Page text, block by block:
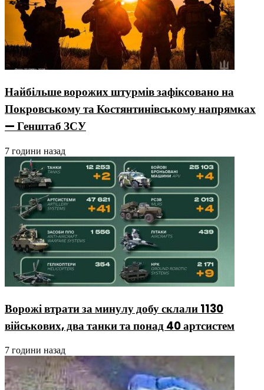
Найбільше ворожих штурмів зафіксовано на
Покровському та Костянтинівському напрямках
— Генштаб ЗСУ
7 години назад
Ворожі втрати за минулу добу склали 1130
військових, два танки та понад 40 артсистем
7 години назад